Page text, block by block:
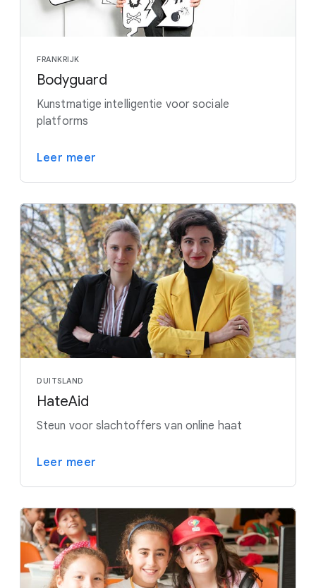
FRANKRIJK
Bodyguard
Kunstmatige intelligentie voor sociale
platforms
Leer meer
DUITSLAND
HateAid
Steun voor slachtoffers van online haat
Leer meer